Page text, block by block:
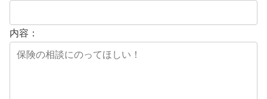
内容：